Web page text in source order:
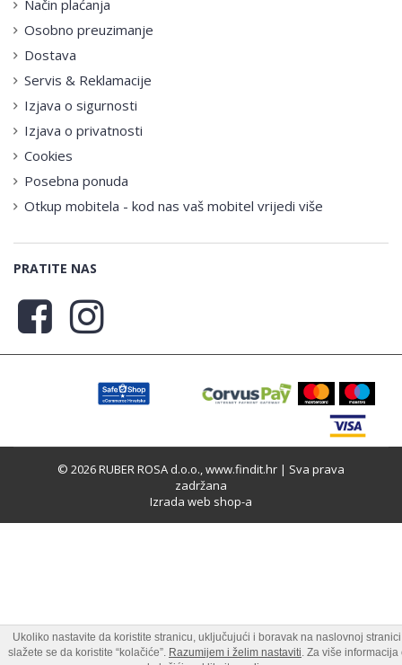
Način plaćanja
Osobno preuzimanje
Dostava
Servis & Reklamacije
Izjava o sigurnosti
Izjava o privatnosti
Cookies
Posebna ponuda
Otkup mobitela - kod nas vaš mobitel vrijedi više
PRATITE NAS
© 2026 RUBER ROSA d.o.o., www.findit.hr | Sva prava
zadržana
Izrada web shop-a
Ukoliko nastavite da koristite stranicu, uključujući i boravak na naslovnoj
slažete se da koristite “kolačiće”. Razumijem i želim nastaviti. Za više informacija